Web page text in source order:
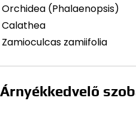
Orchidea (Phalaenopsis)
Calathea
Zamioculcas zamiifolia
Árnyékkedvelő